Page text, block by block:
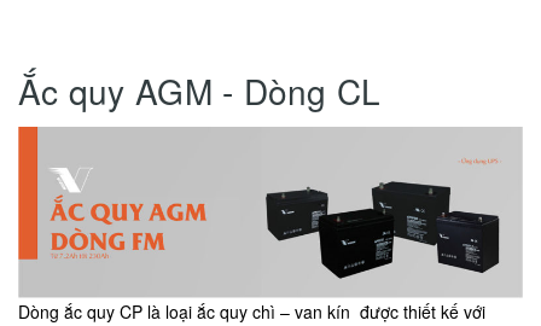
Ắc quy AGM - Dòng CL
Dòng ắc quy CP là loại ắc quy chì – van kín được thiết kế với